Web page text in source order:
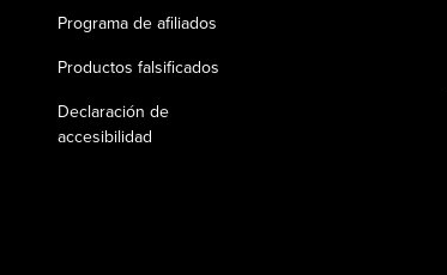
Programa de afiliados
Productos falsificados
Declaración de
accesibilidad